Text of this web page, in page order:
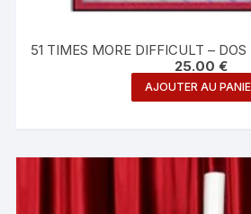
51 TIMES MORE DIFFICULT – DOS
25.00€
AJOUTER AU